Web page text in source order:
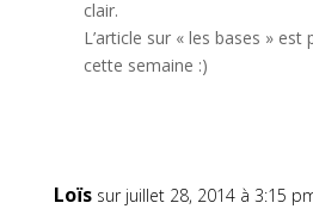
clair.
L’article sur « les bases »
cette semaine :)
Loïs sur juillet 28, 2014 à 3:15